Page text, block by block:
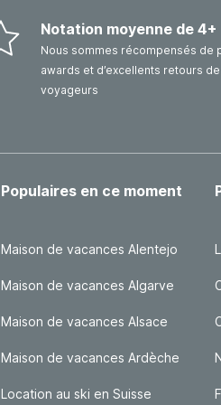
Notation moyenne de 4+
Nous sommes récompensés de
awards et d’excellents retours
voyageurs
Populaires en ce moment
Maison de vacances Alentejo
Maison de vacances Algarve
Maison de vacances Alsace
Maison de vacances Ardèche
Location au ski en Suisse